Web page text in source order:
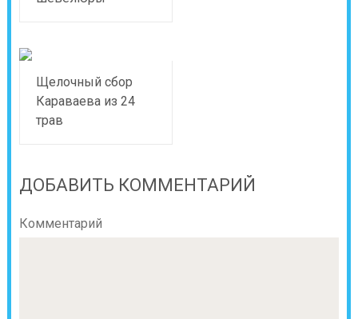
Щелочный сбор
Караваева из 24
трав
ДОБАВИТЬ КОММЕНТАРИЙ
Комментарий